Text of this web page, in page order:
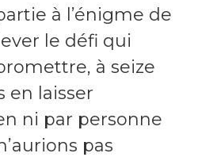
à l’énigme de
le défi qui
à seize
en laisser
ni par personne
pas